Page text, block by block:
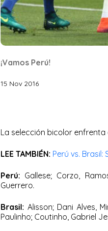
¡Vamos Perú!
15 Nov 2016
La selección bicolor enfrenta
LEE TAMBIÉN: Perú vs.
Perú: Gallese; Corzo,
Guerrero.
Brasil: Alisson; Dani Alves,
Paulinho; Coutinho, Gabriel